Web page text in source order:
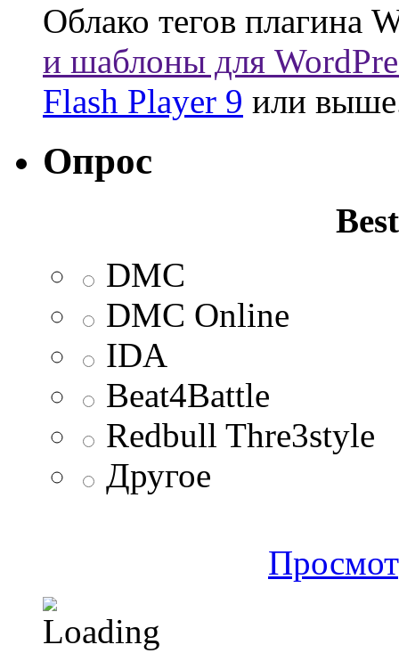
Облако тегов плагина
и шаблоны для
Flash Player 9 или
Опрос
DMC
DMC Online
IDA
Beat4Battle
Redbull Thre3style
Другое